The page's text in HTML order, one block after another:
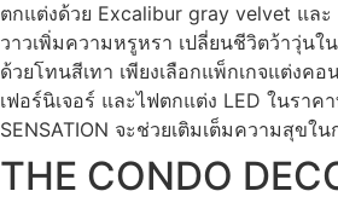
ตกแต่งด้วย Excalibur gray velvet แล
วาวเพิ่มความหรูหรา เปลี่ยนชีวิตว้าวุ่นใ
ด้วยโทนสีเทา เพียงเลือกแพ็กเกจแต่งค
เฟอร์นิเจอร์ และไฟตกแต่ง LED ในราค
SENSATION จะช่วยเติมเต็มความสุขใ
THE CONDO